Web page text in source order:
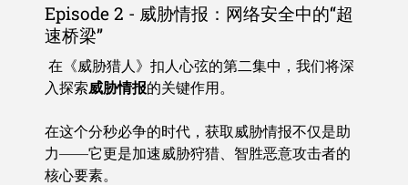
Episode 2 - 威胁情报：网络安全中的“超
速桥梁”
在《威胁猎人》扣人心弦的第二集中，我们将深
入探索威胁情报的关键作用。
在这个分秒必争的时代，获取威胁情报不仅是助
力——它更是加速威胁狩猎、智胜恶意攻击者的
核心要素。